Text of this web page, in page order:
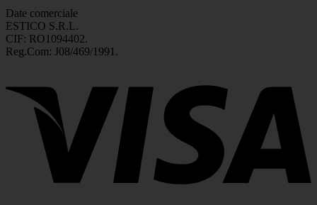
Date comerciale
ESTICO S.R.L.
CIF: RO1094402.
Reg.Com: J08/469/1991.